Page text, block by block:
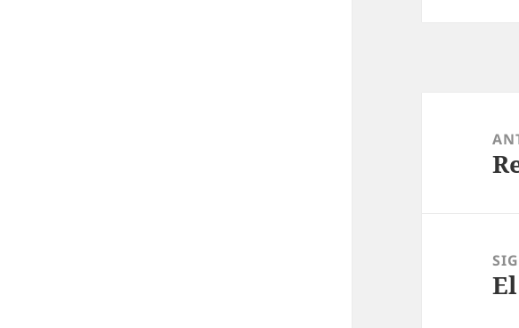
entradas